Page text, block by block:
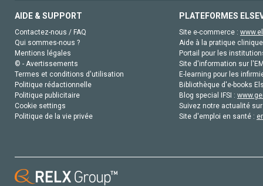
AIDE & SUPPORT
Contactez-nous / FAQ
Qui sommes-nous ?
Mentions légales
© - Avertissements
Termes et conditions d'utilisation
Politique rédactionnelle
Politique publicitaire
Cookie settings
Politique de la vie privée
PLATEFORMES
Site e-commerce :
Aide à la pratique
Portail pour les
Site d'information sur
E-learning pour les
Bibliothèque d'e-books
Blog special IFSI :
Suivez notre actualité
Site d'emploi en santé :